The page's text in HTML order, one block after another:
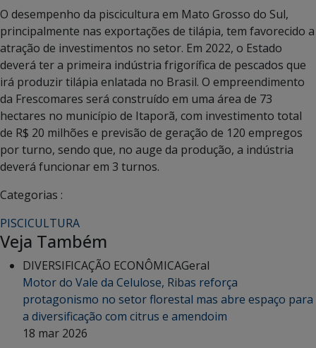
O desempenho da piscicultura em Mato Grosso do Sul,
principalmente nas exportações de tilápia, tem favorecido a
atração de investimentos no setor. Em 2022, o Estado
deverá ter a primeira indústria frigorífica de pescados que
irá produzir tilápia enlatada no Brasil. O empreendimento
da Frescomares será construído em uma área de 73
hectares no município de Itaporã, com investimento total
de R$ 20 milhões e previsão de geração de 120 empregos
por turno, sendo que, no auge da produção, a indústria
deverá funcionar em 3 turnos.
Categorias :
PISCICULTURA
Veja Também
DIVERSIFICAÇÃO ECONÔMICAGeral
Motor do Vale da Celulose, Ribas reforça
protagonismo no setor florestal mas abre espaço para
a diversificação com citrus e amendoim
18 mar 2026